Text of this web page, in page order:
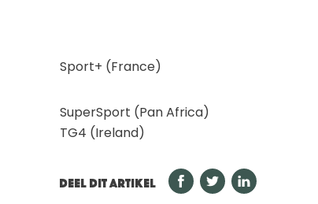
Sport+ (France)
SuperSport (Pan Africa)
TG4 (Ireland)
DEEL DIT ARTIKEL